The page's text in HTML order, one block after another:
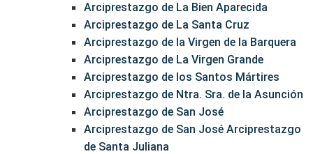
Arciprestazgo de La Bien Aparecida
Arciprestazgo de La Santa Cruz
Arciprestazgo de la Virgen de la Barquera
Arciprestazgo de La Virgen Grande
Arciprestazgo de los Santos Mártires
Arciprestazgo de Ntra. Sra. de la Asunción
Arciprestazgo de San José
Arciprestazgo de San José Arciprestazgo
de Santa Juliana